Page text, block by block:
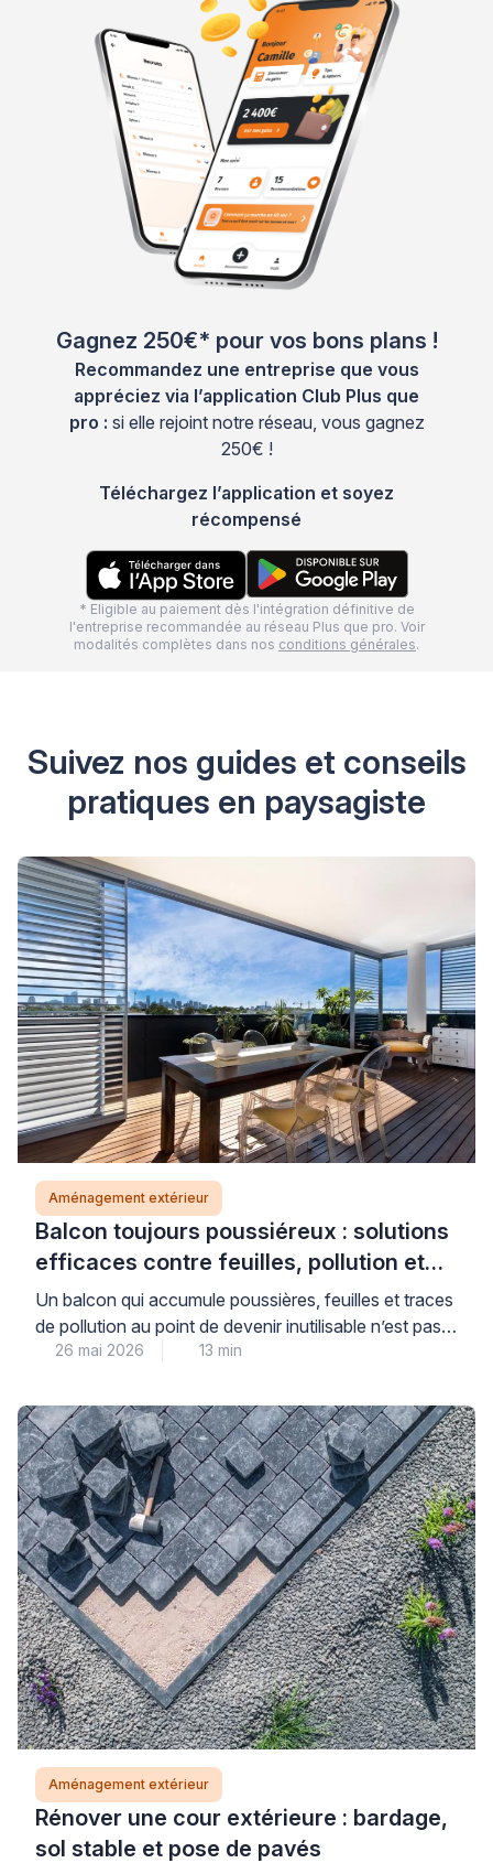
Gagnez 250€* pour vos bons plans !
Recommandez une entreprise que vous
appréciez via l’application Club Plus que
pro : si elle rejoint notre réseau, vous gagnez
250€ !
Téléchargez l’application et soyez
récompensé
* Eligible au paiement dès l'intégration définitive de
l'entreprise recommandée au réseau Plus que pro. Voir
modalités complètes dans nos conditions générales.
Suivez nos guides et conseils
pratiques en paysagiste
Aménagement extérieur
Balcon toujours poussiéreux : solutions
efficaces contre feuilles, pollution et
saletés (sans fermer entièrement)
Un balcon qui accumule poussières, feuilles et traces
de pollution au point de devenir inutilisable n’est pas
une fatalité : des solutions concrètes existent pour
nécessairement recourir à une fermeture totale qui
transformerait votre balcon en véranda. La clé réside
dans l’identification précise de la source
d’encrassement et le […]
26 mai 2026 13 min
Aménagement extérieur
Rénover une cour extérieure : bardage,
sol stable et pose de pavés